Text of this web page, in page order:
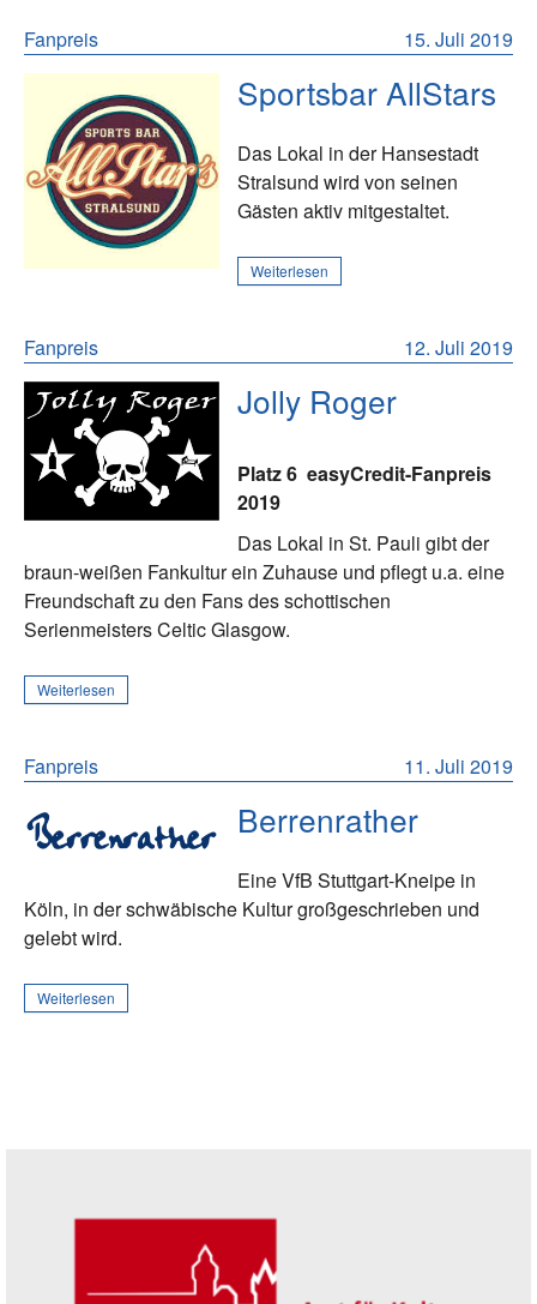
15. Juli 2019
Fanpreis
Sportsbar AllStars
Das Lokal in der Hansestadt
Stralsund wird von seinen
Gästen aktiv mitgestaltet.
Weiterlesen
12. Juli 2019
Fanpreis
Jolly Roger
Platz 6 easyCredit-Fanpreis
2019
Das Lokal in St. Pauli gibt der
braun-weißen Fankultur ein Zuhause und pflegt u.a. eine
Freundschaft zu den Fans des schottischen
Serienmeisters Celtic Glasgow.
Weiterlesen
11. Juli 2019
Fanpreis
Berrenrather
Eine VfB Stuttgart-Kneipe in
Köln, in der schwäbische Kultur großgeschrieben und
gelebt wird.
Weiterlesen